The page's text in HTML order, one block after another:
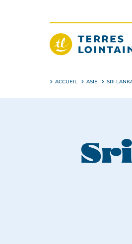
contenu
ACCUEIL ASIE SRI